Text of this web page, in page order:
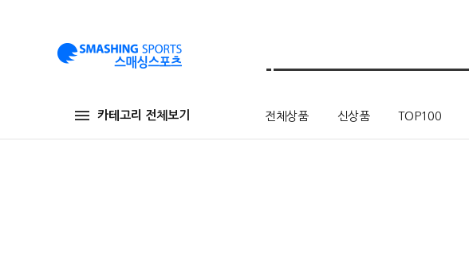
카테고리 전체보기 전체상품 신상품 TOP100